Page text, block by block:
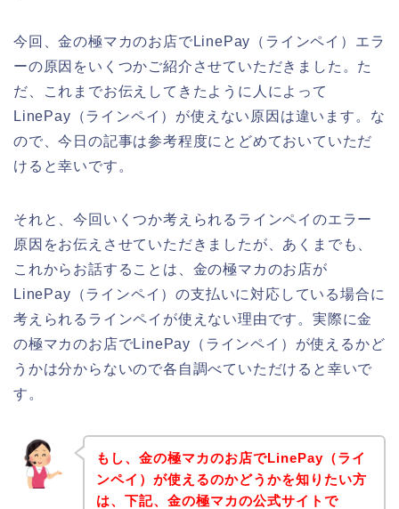
今回、金の極マカのお店でLinePay（ラインペイ）エラ
ーの原因をいくつかご紹介させていただきました。た
だ、これまでお伝えしてきたように人によって
LinePay（ラインペイ）が使えない原因は違います。な
ので、今日の記事は参考程度にとどめておいていただ
けると幸いです。
それと、今回いくつか考えられるラインペイのエラー
原因をお伝えさせていただきましたが、あくまでも、
これからお話することは、金の極マカのお店が
LinePay（ラインペイ）の支払いに対応している場合に
考えられるラインペイが使えない理由です。実際に金
の極マカのお店でLinePay（ラインペイ）が使えるかど
うかは分からないので各自調べていただけると幸いで
す。
もし、金の極マカのお店でLinePay（ライ
ンペイ）が使えるのかどうかを知りたい方
は、下記、金の極マカの公式サイトで